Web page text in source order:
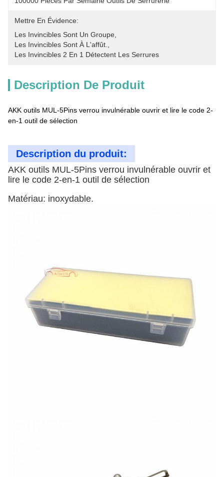
Mettre En Évidence:
Les Invincibles Sont Un Groupe
Les Invincibles Sont À L'affût.
Les Invincibles 2 En 1 Détectent Les Serrures
Description De Produit
AKK outils MUL-5Pins verrou invulnérable ouvrir et lire le code 2-
en-1 outil de sélection
Description du produit:
AKK outils MUL-5Pins verrou invulnérable ouvrir et
lire le code 2-en-1 outil de sélection
Matériau: inoxydable.